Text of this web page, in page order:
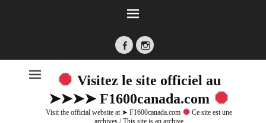
FacebookInstagram
Visitez le site officiel au
➤➤➤➤ F1600canada.com
Visit the official website at ➤ F1600canada.com
Ce site est une
archives / This site is an archive